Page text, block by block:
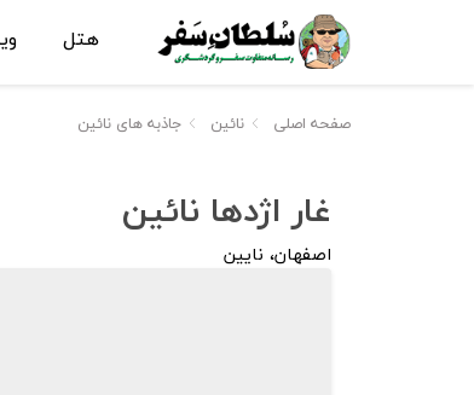
هتل
صفحه اصلی نائین جاذبه های نائین
غار اژدها نائین
اصفهان، نایین